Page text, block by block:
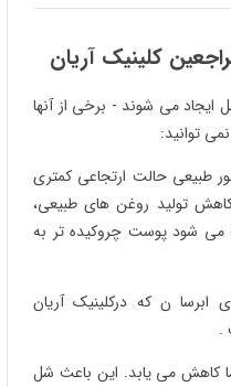
کلینیک آریان
می شوند - برخی از آنها
توانید:
طبیعی حالت ارتجاعی کمتری
تولید روغن های طبیعی،
شود پوست چروکیده تر به
ابرسا ن که درکلینیک آریان
.
کاهش می یابد. این باعث شل